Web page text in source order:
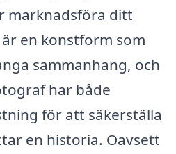
marknadsföra ditt
en konstform som
sammanhang, och
har både
för att säkerställa
en historia. Oavsett